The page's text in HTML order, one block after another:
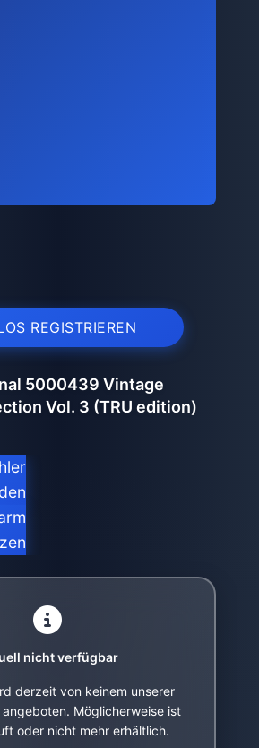
REGISTRIEREN
5000439 Vintage
Vol. 3 (TRU edition)
nicht verfügbar
derzeit von keinem unserer
Möglicherweise ist
oder nicht mehr erhältlich.